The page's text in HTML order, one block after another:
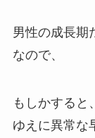
男性の成長期
なので、
もしかすると
ゆえに異常な